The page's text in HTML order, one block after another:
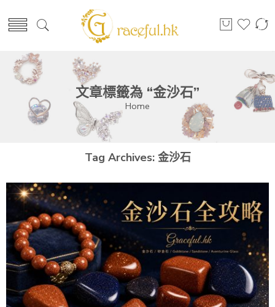
文章標籤為 “金沙石”
Home
Tag Archives: 金沙石